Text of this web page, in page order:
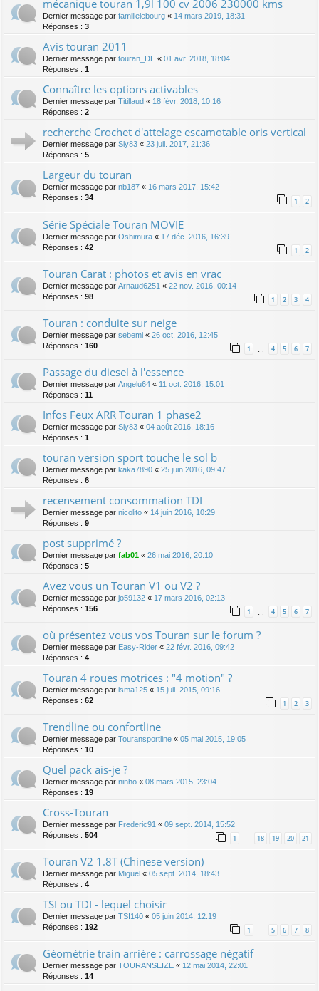
mécanique touran 1,9l 100 cv 2006 230000 kms
Dernier message par famillelebourg « 14 mars 2019, 18:31
Réponses : 3
Avis touran 2011
Dernier message par touran_DE « 01 avr. 2018, 18:04
Réponses : 1
Connaître les options activables
Dernier message par Titillaud « 18 févr. 2018, 10:16
Réponses : 2
recherche Crochet d'attelage escamotable oris vertical
Dernier message par Sly83 « 23 juil. 2017, 21:36
Réponses : 5
Largeur du touran
Dernier message par nb187 « 16 mars 2017, 15:42
Réponses : 34 1 2
Série Spéciale Touran MOVIE
Dernier message par Oshimura « 17 déc. 2016, 16:39
Réponses : 42 1 2
Touran Carat : photos et avis en vrac
Dernier message par Arnaud6251 « 22 nov. 2016, 00:14
Réponses : 98 1 2 3 4
Touran : conduite sur neige
Dernier message par sebemi « 26 oct. 2016, 12:45
Réponses : 160 1 4 5 6 7
Passage du diesel à l'essence
Dernier message par Angelu64 « 11 oct. 2016, 15:01
Réponses : 11
Infos Feux ARR Touran 1 phase2
Dernier message par Sly83 « 04 août 2016, 18:16
Réponses : 1
touran version sport touche le sol b
Dernier message par kaka7890 « 25 juin 2016, 09:47
Réponses : 6
recensement consommation TDI
Dernier message par nicolito « 14 juin 2016, 10:29
Réponses : 9
post supprimé ?
Dernier message par fab01 « 26 mai 2016, 20:10
Réponses : 5
Avez vous un Touran V1 ou V2 ?
Dernier message par jo59132 « 17 mars 2016, 02:13
Réponses : 156 1 4 5 6 7
où présentez vous vos Touran sur le forum ?
Dernier message par Easy-Rider « 22 févr. 2016, 09:42
Réponses : 4
Touran 4 roues motrices : "4 motion" ?
Dernier message par isma125 « 15 juil. 2015, 09:16
Réponses : 62 1 2 3
Trendline ou confortline
Dernier message par Touransportline « 05 mai 2015, 19:05
Réponses : 10
Quel pack ais-je ?
Dernier message par ninho « 08 mars 2015, 23:04
Réponses : 19
Cross-Touran
Dernier message par Frederic91 « 09 sept. 2014, 15:52
Réponses : 504 1 … 18 19 20 21
Touran V2 1.8T (Chinese version)
Dernier message par Miguel « 05 sept. 2014, 18:43
Réponses : 4
TSI ou TDI - lequel choisir
Dernier message par TSI140 « 05 juin 2014, 12:19
Réponses : 192 1 … 5 6 7 8
Géométrie train arrière : carrossage négatif
Dernier message par TOURANSEIZE « 12 mai 2014, 22:01
Réponses : 14